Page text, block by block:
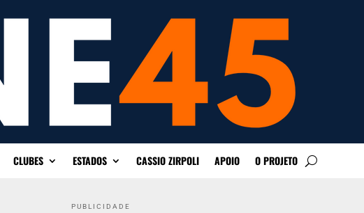
CLUBES ESTADOS CASSIO ZIRPOLI APOIO O PROJETO
PUBLICIDADE